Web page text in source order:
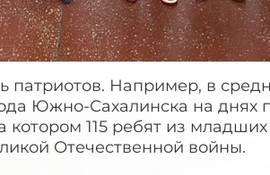
патриотов. Например, в
Южно-Сахалинска на днях
115 ребят из младших
Отечественной войны.